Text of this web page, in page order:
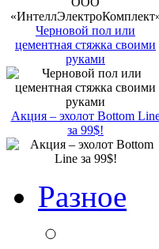
Черновой пол или
цементная стяжка своими
руками
Акция – эхолот Bottom
за 99$!
Разное